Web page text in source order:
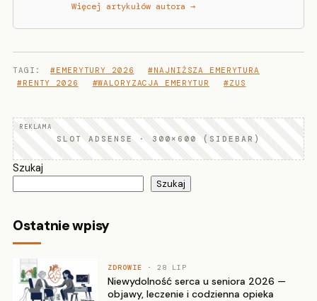
Więcej artykułów autora →
TAGI: #EMERYTURY 2026
#NAJNIŻSZA EMERYTURA
#RENTY 2026
#WALORYZACJA EMERYTUR #ZUS
SLOT ADSENSE · 300×600 (SIDEBAR)
Szukaj
Szukaj
Ostatnie wpisy
ZDROWIE · 28 LIP
Niewydolność serca u seniora 2026 —
objawy, leczenie i codzienna opieka